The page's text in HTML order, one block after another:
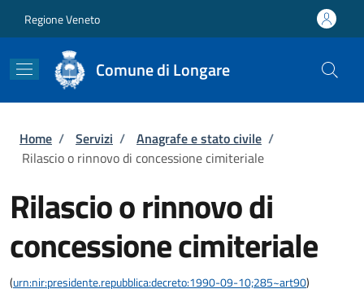
Regione Veneto
Comune di Longare
Briciole di pane
Home / Servizi / Anagrafe e stato civile /
Rilascio o rinnovo di concessione cimiteriale
Rilascio o rinnovo di
concessione cimiteriale
(urn:nir:presidente.repubblica:decreto:1990-09-10;285~art90)